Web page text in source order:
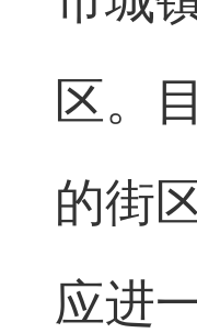
区。
的街
应进